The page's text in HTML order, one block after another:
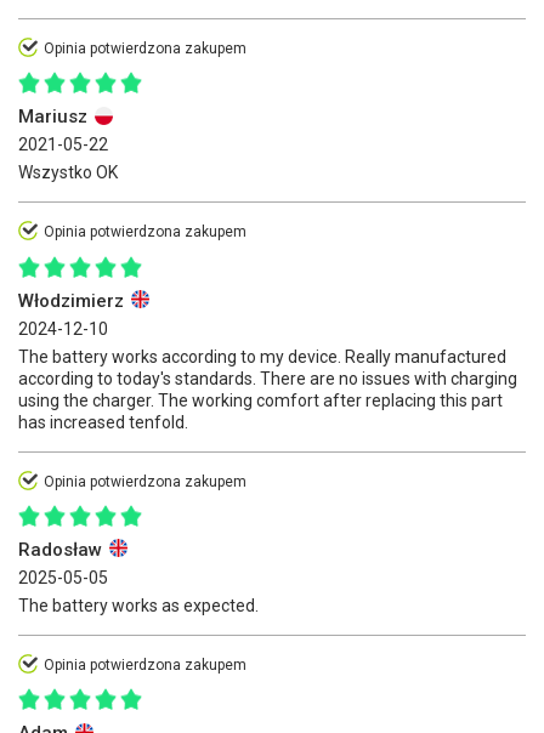
Opinia potwierdzona zakupem
Mariusz
2021-05-22
Wszystko OK
Opinia potwierdzona zakupem
Włodzimierz
2024-12-10
The battery works according to my device. Really manufactured
according to today's standards. There are no issues with charging
using the charger. The working comfort after replacing this part
has increased tenfold.
Opinia potwierdzona zakupem
Radosław
2025-05-05
The battery works as expected.
Opinia potwierdzona zakupem